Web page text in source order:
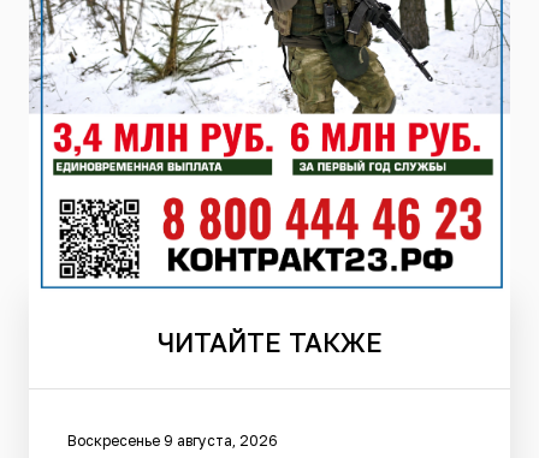
ЧИТАЙТЕ ТАКЖЕ
Воскресенье 9 августа, 2026